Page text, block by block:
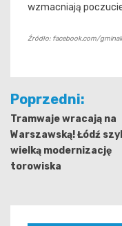
wzmacniają
Źródło: facebook.com/
Nawigacja
wpisu
Poprzedni:
Tramwaje wracają na
Warszawską! Łódź
wielką modernizację
torowiska